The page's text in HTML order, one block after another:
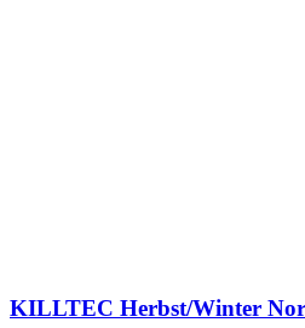
KILLTEC Herbst/Winter